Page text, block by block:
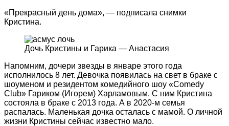
«Прекрасный день дома», — подписала снимки
Кристина.
Дочь Кристины и Гарика — Анастасия
Напомним, дочери звезды в январе этого года
исполнилось 8 лет. Девочка появилась на свет в браке с
шоуменом и резидентом комедийного шоу «Comedy
Club» Гариком (Игорем) Харламовым. С ним Кристина
состояла в браке с 2013 года. А в 2020-м семья
распалась. Маленькая дочка осталась с мамой. О личной
жизни Кристины сейчас известно мало.